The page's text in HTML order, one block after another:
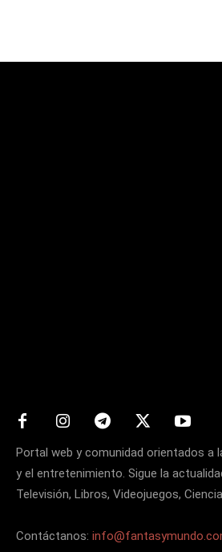
Portal web y comunidad orientados a
y el entretenimiento. Sigue la
Televisión, Libros, Videojuegos,
Contáctanos: